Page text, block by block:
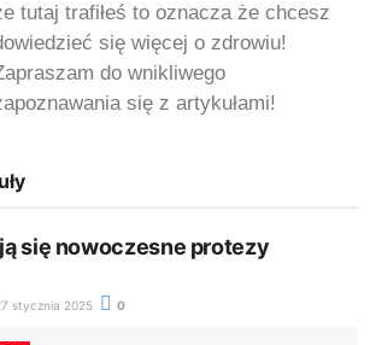
tutaj trafiłeś to oznacza że chcesz
się więcej o zdrowiu!
do wnikliwego
się z artykułami!
się nowoczesne protezy
stycznia 2025 0